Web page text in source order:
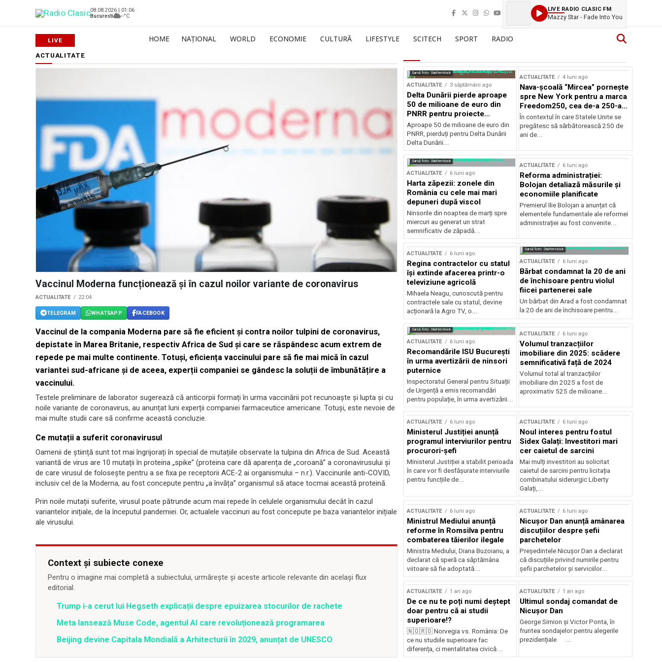
08.08.2026 | 01:06
Bucuresti
--°C
LIVE RADIO CLASIC FM
Mazzy Star - Fade Into You
HOME NAȚIONAL WORLD ECONOMIE CULTURĂ LIFESTYLE SCITECH SPORT RADIO
ACTUALITATE
Vaccinul Moderna funcționează și în cazul noilor variante de coronavirus
ACTUALITATE 22:04
TELEGRAM WHATSAPP FACEBOOK
Vaccinul de la compania Moderna pare să fie eficient și contra noilor tulpini de coronavirus,
depistate în Marea Britanie, respectiv Africa de Sud și care se răspândesc acum extrem de
repede pe mai multe continente. Totuși, eficiența vaccinului pare să fie mai mică în cazul
variantei sud-africane și de aceea, experții companiei se gândesc la soluții de îmbunătățire a
vaccinului.
Testele preliminare de laborator sugerează că anticorpii formați în urma vaccinării pot recunoaște și lupta și cu
noile variante de coronavirus, au anunțat luni experții companiei farmaceutice americane. Totuși, este nevoie de
mai multe studii care să confirme această concluzie.
Ce mutații a suferit coronavirusul
Oamenii de știință sunt tot mai îngrijorați în special de mutațiile observate la tulpina din Africa de Sud. Această
variantă de virus are 10 mutații în proteina „spike” (proteina care dă aparența de „coroană” a coronavirusului și
de care virusul de folosește pentru a se fixa pe receptorii ACE-2 ai organismului – n.r.). Vaccinurile anti-COVID,
inclusiv cel de la Moderna, au fost concepute pentru „a învăța” organismul să atace tocmai această proteină.
Prin noile mutații suferite, virusul poate pătrunde acum mai repede în celulele organismului decât în cazul
variantelor inițiale, de la începutul pandemiei. Or, actualele vaccinuri au fost concepute pe baza variantelor inițiale
ale virusului.
Context și subiecte conexe
Pentru o imagine mai completă a subiectului, urmărește și aceste articole relevante din același flux
editorial.
Trump i-a cerut lui Hegseth explicații despre epuizarea stocurilor de rachete
Meta lansează Muse Code, agentul AI care revoluționează programarea
Beijing devine Capitala Mondială a Arhitecturii în 2029, anunțat de UNESCO
Sursă foto: Shutterstock
ACTUALITATE 3 săptămâni ago
Delta Dunării pierde aproape
50 de milioane de euro din
PNRR pentru proiecte
esențiale
Aproape 50 de milioane de euro din
PNRR, pierduți pentru Delta Dunării
Delta Dunării...
ACTUALITATE 4 luni ago
Nava-școală “Mircea” pornește
spre New York pentru a marca
Freedom250, cea de-a 250-a
aniversare a Statelor Unite
În contextul în care Statele Unite se
pregătesc să sărbătorească 250 de
ani de...
Sursă foto: Shutterstock
ACTUALITATE 6 luni ago
Harta zăpezii: zonele din
România cu cele mai mari
depuneri după viscol
Ninsorile din noaptea de marți spre
miercuri au generat un strat
semnificativ de zăpadă...
ACTUALITATE 6 luni ago
Reforma administrației:
Bolojan detaliază măsurile și
economiile planificate
Premierul Ilie Bolojan a anunțat că
elementele fundamentale ale reformei
administrației au fost convenite...
ACTUALITATE 6 luni ago
Regina contractelor cu statul
își extinde afacerea printr-o
televiziune agricolă
Mihaela Neagu, cunoscută pentru
contractele sale cu statul, devine
acționară la Agro TV, o...
Sursă foto: Shutterstock
ACTUALITATE 6 luni ago
Bărbat condamnat la 20 de ani
de închisoare pentru violul
fiicei partenerei sale
Un bărbat din Arad a fost condamnat
la 20 de ani de închisoare pentru...
Sursă foto: Shutterstock
ACTUALITATE 6 luni ago
Recomandările ISU București
în urma avertizării de ninsori
puternice
Inspectoratul General pentru Situații
de Urgență a emis recomandări
pentru populație, în urma avertizării...
ACTUALITATE 6 luni ago
Volumul tranzacțiilor
imobiliare din 2025: scădere
semnificativă față de 2024
Volumul total al tranzacțiilor
imobiliare din 2025 a fost de
aproximativ 525 de milioane...
ACTUALITATE 6 luni ago
Ministerul Justiției anunță
programul interviurilor pentru
procurori-șefi
Ministerul Justiției a stabilit perioada
în care vor fi desfășurate interviurile
pentru funcțiile de...
ACTUALITATE 6 luni ago
Noul interes pentru fostul
Sidex Galați: Investitori mari
cer caietul de sarcini
Mai mulți investitori au solicitat
caietul de sarcini pentru licitația
combinatului siderurgic Liberty
Galați,...
ACTUALITATE 6 luni ago
Ministrul Mediului anunță
reforme în Romsilva pentru
combaterea tăierilor ilegale
Ministra Mediului, Diana Buzoianu, a
declarat că speră ca săptămâna
viitoare să fie adoptată...
ACTUALITATE 6 luni ago
Nicușor Dan anunță amânarea
discuțiilor despre șefii
parchetelor
Președintele Nicușor Dan a declarat
că discuțiile privind numirile pentru
șefii parchetelor și serviciilor...
ACTUALITATE 1 an ago
De ce nu te poți numi deștept
doar pentru că ai studii
superioare!?
🇳🇴🇷🇴 Norvegia vs. România: De
ce nu studiile superioare fac
diferența, ci mentalitatea civică...
ACTUALITATE 1 an ago
Ultimul sondaj comandat de
Nicușor Dan
George Simion și Victor Ponta, în
fruntea sondajelor pentru alegerile
prezidențiale ...